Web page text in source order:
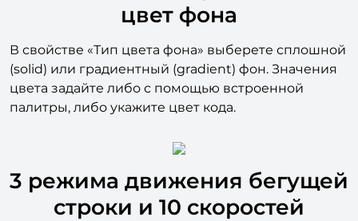
Сплошной или градиентный
цвет фона
В свойстве «Тип цвета фона» выберете сплошной
(solid) или градиентный (gradient) фон. Значения
цвета задайте либо с помощью встроенной
3 режима движения бегущей